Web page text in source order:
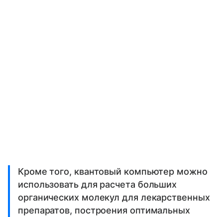
Кроме того, квантовый компьютер можно
использовать для расчета больших
органических молекул для лекарственных
препаратов, построения оптимальных